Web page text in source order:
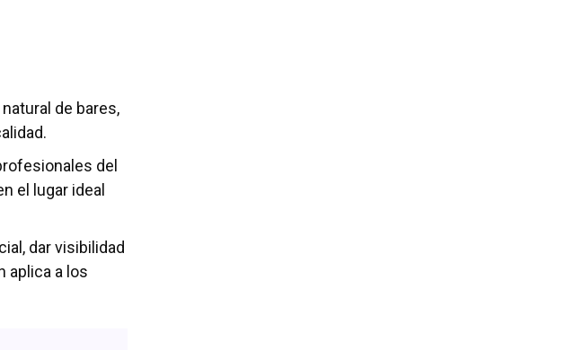
de bares,
del
el lugar ideal
dar visibilidad
aplica a los